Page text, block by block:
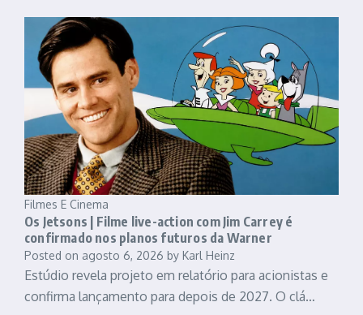
Filmes E Cinema
Os Jetsons | Filme live-action com Jim Carrey é
confirmado nos planos futuros da Warner
Posted on agosto 6, 2026 by Karl Heinz
Estúdio revela projeto em relatório para acionistas e
confirma lançamento para depois de 2027. O clá…